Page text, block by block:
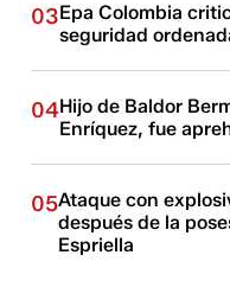
03Epa Colombia
seguridad
04Hijo de Baldor
Enríquez, fue
05Ataque con
después de la
Espriella